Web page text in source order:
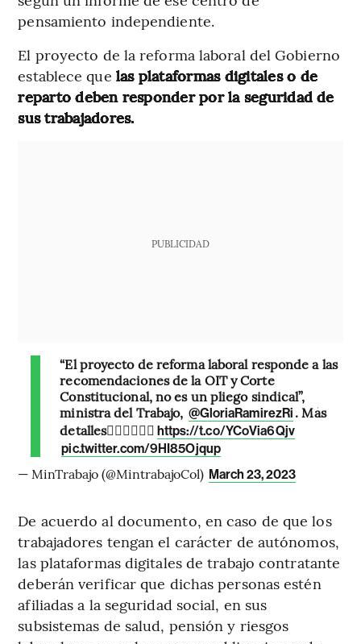
pensamiento independiente.
El proyecto de la reforma laboral del Gobierno
establece que las plataformas digitales o de
reparto deben responder por la seguridad de
sus trabajadores.
PUBLICIDAD
“El proyecto de reforma laboral responde a las
recomendaciones de la OIT y Corte
Constitucional, no es un pliego sindical”,
ministra del Trabajo, @GloriaRamirezRi . Más
detalles👇🏻👇🏼👇🏿 https://t.co/YCoVia6Qjv
pic.twitter.com/9HI85Ojqup
— MinTrabajo (@MintrabajoCol) March 23, 2023
De acuerdo al documento, en caso de que los
trabajadores tengan el carácter de autónomos,
las plataformas digitales de trabajo contratante
deberán verificar que dichas personas estén
afiliadas a la seguridad social, en sus
subsistemas de salud, pensión y riesgos